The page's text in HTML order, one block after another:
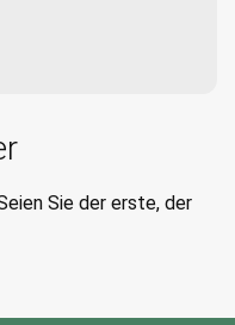
Sie der erste, der